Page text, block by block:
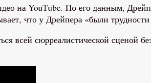
на YouТube. По его данным,
что у Дрейпера «были
всей сюрреалистической сценой